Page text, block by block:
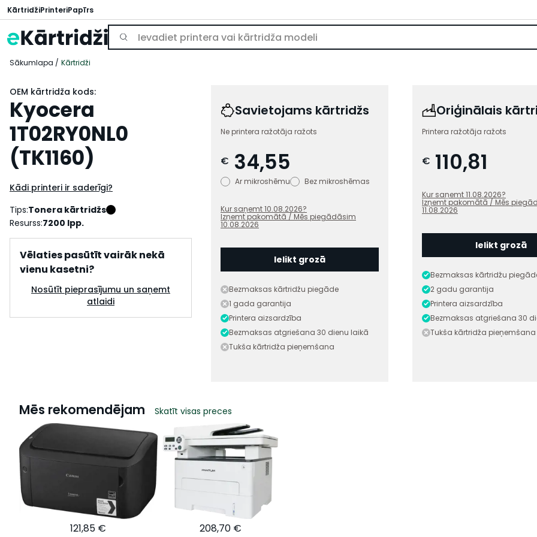
KārtridžiPrinteriPapīrs
Sākumlapa Kārtridži
OEM kārtridža kods:
Kyocera
1T02RY0NL0
(TK1160)
Kādi printeri ir saderīgi?
Tips:Tonera kārtridžs
Resurss:7200 lpp.
Vēlaties pasūtīt vairāk nekā
vienu kasetni?
Nosūtīt pieprasījumu un saņemt
atlaidi
Savietojams kārtridžs
Ne printera ražotāja ražots
€ 34,55
Ar mikroshēmu Bez mikroshēmas
Kur saņemt10.08.2026?
Izņemt pakomātā / Mēs piegādāsim
10.08.2026
Ielikt grozā
Bezmaksas kārtridžu piegāde
1 gada garantija
Printera aizsardzība
Bezmaksas atgriešana 30 dienu laikā
Tukša kārtridža pieņemšana
Oriģinālais
Printera ražotāja ražots
€ 110,81
Kur saņemt11.08.2026?
Izņemt pakomātā / Mēs
11.08.2026
Ielikt grozā
Bezmaksas kārtridžu
2 gadu garantija
Printera aizsardzība
Bezmaksas atgriešana 30
Tukša kārtridža pieņemšana
Mēs rekomendējam Skatīt visas preces
121,85 € 208,70 €